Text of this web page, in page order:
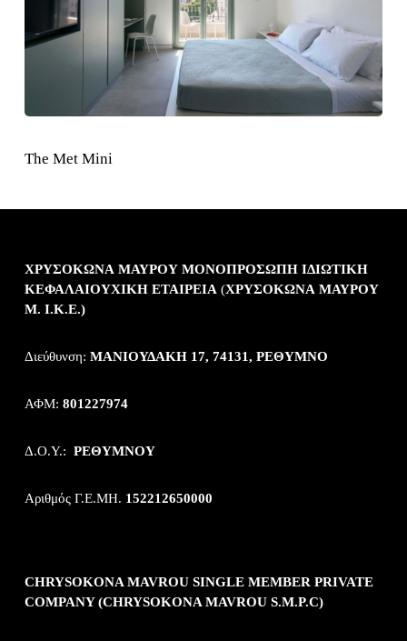
The Met Mini
ΧΡΥΣΟΚΩΝΑ ΜΑΥΡΟΥ ΜΟΝΟΠΡΟΣΩΠΗ ΙΔΙΩΤΙΚΗ
ΚΕΦΑΛΑΙΟΥΧΙΚΗ ΕΤΑΙΡΕΙΑ (XΡΥΣΟΚΩΝΑ ΜΑΥΡΟΥ
Μ. Ι.Κ.Ε.)
Διεύθυνση: ΜΑΝΙΟΥΔΑΚΗ 17, 74131, ΡΕΘΥΜΝΟ
ΑΦΜ: 801227974
Δ.Ο.Υ.: ΡΕΘΥΜΝΟΥ
Αριθμός Γ.Ε.ΜΗ. 152212650000
CHRYSOKONA MAVROU SINGLE MEMBER PRIVATE
COMPANY (CHRYSOKONA MAVROU S.M.P.C)